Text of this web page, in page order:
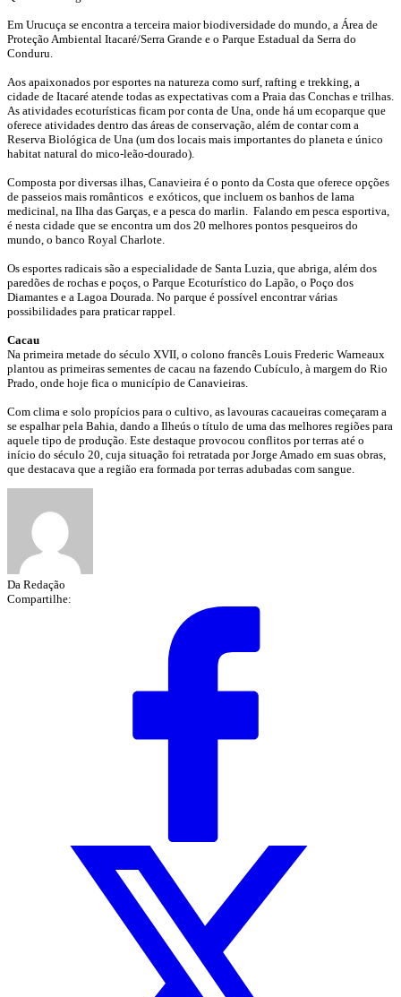
Em Urucuça se encontra a terceira maior biodiversidade do mundo, a Área de
Proteção Ambiental Itacaré/Serra Grande e o Parque Estadual da Serra do
Conduru.
Aos apaixonados por esportes na natureza como surf, rafting e trekking, a
cidade de Itacaré atende todas as expectativas com a Praia das Conchas e trilhas.
As atividades ecoturísticas ficam por conta de Una, onde há um ecoparque que
oferece atividades dentro das áreas de conservação, além de contar com a
Reserva Biológica de Una (um dos locais mais importantes do planeta e único
habitat natural do mico-leão-dourado).
Composta por diversas ilhas, Canavieira é o ponto da Costa que oferece opções
de passeios mais românticos e exóticos, que incluem os banhos de lama
medicinal, na Ilha das Garças, e a pesca do marlin. Falando em pesca esportiva,
é nesta cidade que se encontra um dos 20 melhores pontos pesqueiros do
mundo, o banco Royal Charlote.
Os esportes radicais são a especialidade de Santa Luzia, que abriga, além dos
paredões de rochas e poços, o Parque Ecoturístico do Lapão, o Poço dos
Diamantes e a Lagoa Dourada. No parque é possível encontrar várias
possibilidades para praticar rappel.
Cacau
Na primeira metade do século XVII, o colono francês Louis Frederic Warneaux
plantou as primeiras sementes de cacau na fazendo Cubículo, à margem do Rio
Prado, onde hoje fica o município de Canavieiras.
Com clima e solo propícios para o cultivo, as lavouras cacaueiras começaram a
se espalhar pela Bahia, dando a Ilheús o título de uma das melhores regiões para
aquele tipo de produção. Este destaque provocou conflitos por terras até o
início do século 20, cuja situação foi retratada por Jorge Amado em suas obras,
que destacava que a região era formada por terras adubadas com sangue.
Da Redação
Compartilhe: